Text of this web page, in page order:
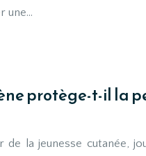
une…
protège-t-il la
de la jeunesse cutanée,